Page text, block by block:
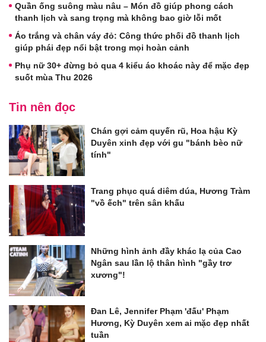
Quần ống suông màu nâu – Món đồ giúp phong cách
thanh lịch và sang trọng mà không bao giờ lỗi mốt
Áo trắng và chân váy đỏ: Công thức phối đồ thanh lịch
giúp phái đẹp nổi bật trong mọi hoàn cảnh
Phụ nữ 30+ đừng bỏ qua 4 kiểu áo khoác này để mặc đẹp
suốt mùa Thu 2026
Tin nên đọc
Chán gợi cảm quyến rũ, Hoa hậu Kỳ
Duyên xinh đẹp với gu "bánh bèo nữ
tính"
Trang phục quá diêm dúa, Hương Tràm
"vồ ếch" trên sân khấu
Những hình ảnh đầy khác lạ của Cao
Ngân sau lần lộ thân hình "gầy trơ
xương"!
Đan Lê, Jennifer Phạm 'đấu' Phạm
Hương, Kỳ Duyên xem ai mặc đẹp nhất
tuần